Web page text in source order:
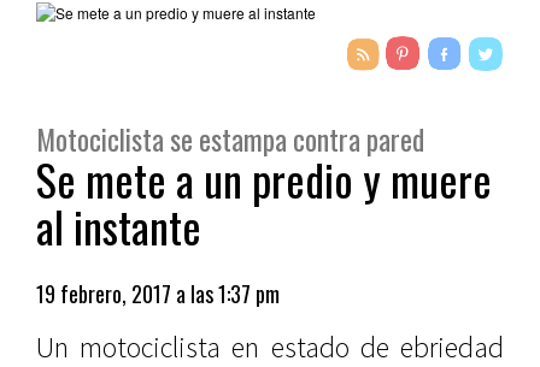
Motociclista se estampa contra pared
Se mete a un predio y muere
al instante
19 febrero, 2017 a las 1:37 pm
Un motociclista en estado de ebriedad